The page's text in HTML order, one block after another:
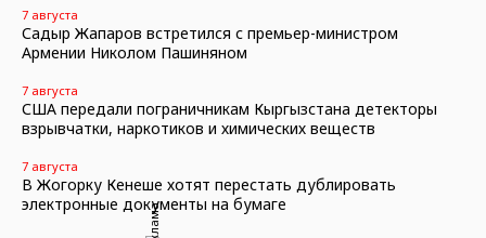
7 августа
Садыр Жапаров встретился с премьер-министром
Армении Николом Пашиняном
7 августа
США передали пограничникам Кыргызстана детекторы
взрывчатки, наркотиков и химических веществ
7 августа
В Жогорку Кенеше хотят перестать дублировать
электронные документы на бумаге